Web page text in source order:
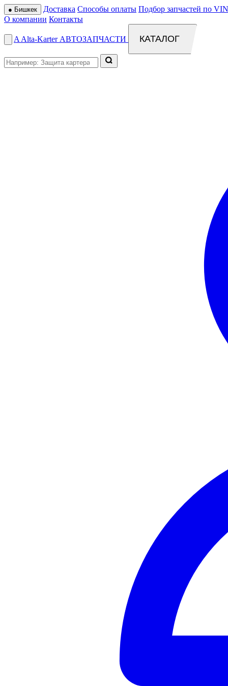
● Бишкек Доставка Способы оплаты Подбор запчастей по
О компании Контакты
A Alta-Karter АВТОЗАПЧАСТИ КАТАЛОГ